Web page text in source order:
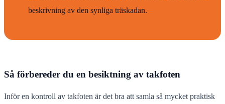
beskrivning av den synliga träskadan.
Så förbereder du en besiktning av takfoten
Inför en kontroll av takfoten är det bra att samla så mycket praktisk